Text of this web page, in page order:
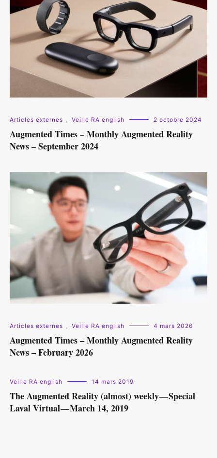
Articles externes , Veille RA english 2 octobre 2024
Augmented Times – Monthly Augmented Reality
News – September 2024
Articles externes , Veille RA english 4 mars 2026
Augmented Times – Monthly Augmented Reality
News – February 2026
Veille RA english 14 mars 2019
The Augmented Reality (almost) weekly — Special
Laval Virtual — March 14, 2019